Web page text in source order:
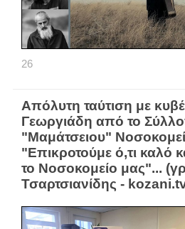
26
Απόλυτη ταύτιση με
Γεωργιάδη από το
"Μαμάτσειου"
"Επικροτούμε ό,τι καλό
το Νοσοκομείο μας"...
Τσαρτσιανίδης -